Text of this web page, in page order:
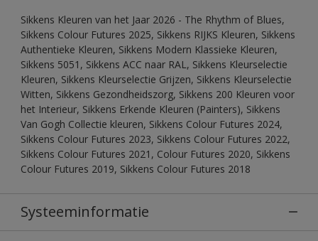
Sikkens Kleuren van het Jaar 2026 - The Rhythm of Blues,
Sikkens Colour Futures 2025, Sikkens RIJKS Kleuren, Sikkens
Authentieke Kleuren, Sikkens Modern Klassieke Kleuren,
Sikkens 5051, Sikkens ACC naar RAL, Sikkens Kleurselectie
Kleuren, Sikkens Kleurselectie Grijzen, Sikkens Kleurselectie
Witten, Sikkens Gezondheidszorg, Sikkens 200 Kleuren voor
het Interieur, Sikkens Erkende Kleuren (Painters), Sikkens
Van Gogh Collectie kleuren, Sikkens Colour Futures 2024,
Sikkens Colour Futures 2023, Sikkens Colour Futures 2022,
Sikkens Colour Futures 2021, Colour Futures 2020, Sikkens
Colour Futures 2019, Sikkens Colour Futures 2018
Systeeminformatie